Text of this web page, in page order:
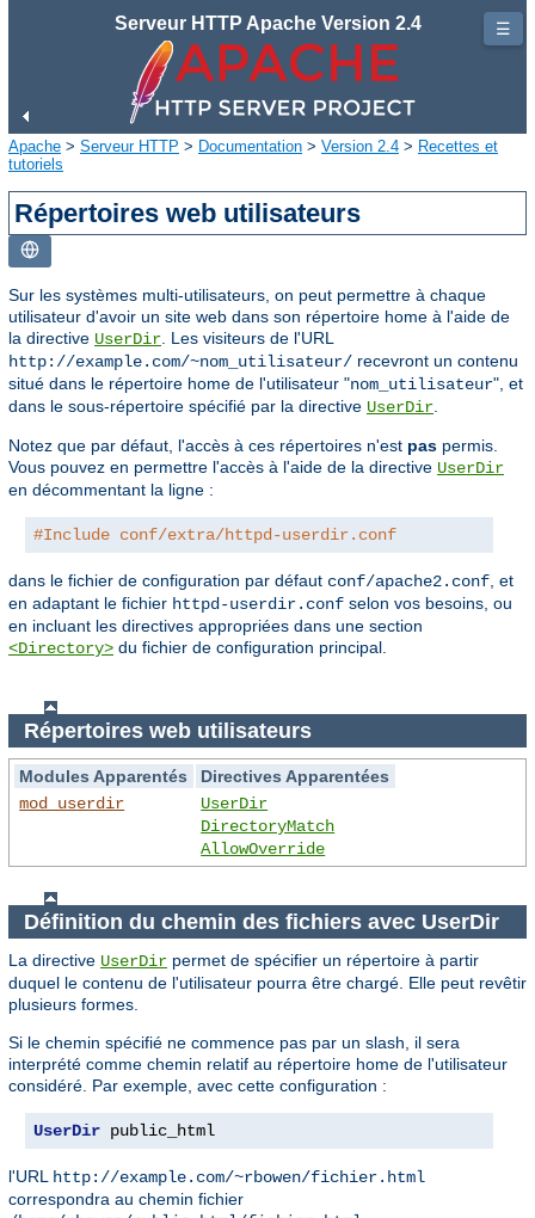
Serveur HTTP Apache Version 2.4
Apache > Serveur HTTP > Documentation > Version 2.4 > Recettes et
tutoriels
Répertoires web utilisateurs
Sur les systèmes multi-utilisateurs, on peut permettre à chaque
utilisateur d'avoir un site web dans son répertoire home à l'aide de
la directive UserDir . Les visiteurs de l'URL
http://example.com/~nom_utilisateur/ recevront un contenu
situé dans le répertoire home de l'utilisateur "nom_utilisateur", et
dans le sous-répertoire spécifié par la directive UserDir
Notez que par défaut, l'accès à ces répertoires n'est pas permis.
Vous pouvez en permettre l'accès à l'aide de la directive UserDir
en décommentant la ligne :
#Include conf/extra/httpd-userdir.conf
dans le fichier de configuration par défaut conf/apache2.conf , et
en adaptant le fichier httpd-userdir.conf selon vos besoins, ou
en incluant les directives appropriées dans une section
<Directory> du fichier de configuration principal.
Répertoires web utilisateurs
Modules Apparentés
Directives Apparentées
mod_userdir
UserDir
DirectoryMatch
AllowOverride
Définition du chemin des fichiers avec UserDir
La directive UserDir permet de spécifier un répertoire à partir
duquel le contenu de l'utilisateur pourra être chargé. Elle peut revêtir
plusieurs formes.
Si le chemin spécifié ne commence pas par un slash, il sera
interprété comme chemin relatif au répertoire home de l'utilisateur
considéré. Par exemple, avec cette configuration :
UserDir public_html
l'URL http://example.com/~rbowen/fichier.html
correspondra au chemin fichier
☰